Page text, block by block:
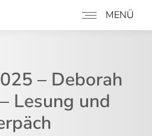
MENÜ
– Deborah
Lesung und